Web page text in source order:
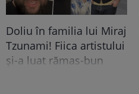
Doliu în familia lui Miraj
Tzunami! Fiica artistului
și-a luat rămas-bun